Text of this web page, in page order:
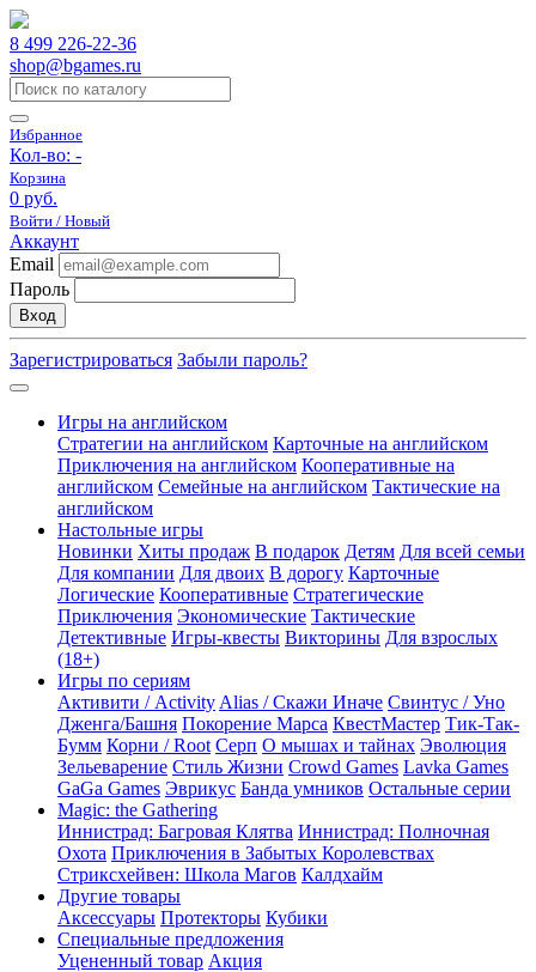
8 499 226-22-36
shop@bgames.ru
Избранное
Кол-во: -
Корзина
0 руб.
Войти / Новый
Аккаунт
Email
Пароль
Вход
Зарегистрироваться Забыли пароль?
Игры на английском
Стратегии на английском Карточные на английском
Приключения на английском Кооперативные на
английском Семейные на английском Тактические на
английском
Настольные игры
Новинки Хиты продаж В подарок Детям Для всей семьи
Для компании Для двоих В дорогу Карточные
Логические Кооперативные Стратегические
Приключения Экономические Тактические
Детективные Игры-квесты Викторины Для взрослых
(18+)
Игры по сериям
Активити / Activity Alias / Скажи Иначе Свинтус / Уно
Дженга/Башня Покорение Марса КвестМастер Тик-Так-
Бумм Корни / Root Серп О мышах и тайнах Эволюция
Зельеварение Стиль Жизни Crowd Games Lavka Games
GaGa Games Эврикус Банда умников Остальные серии
Magic: the Gathering
Иннистрад: Багровая Клятва Иннистрад: Полночная
Охота Приключения в Забытых Королевствах
Стриксхейвен: Школа Магов Калдхайм
Другие товары
Аксессуары Протекторы Кубики
Специальные предложения
Уцененный товар Акция